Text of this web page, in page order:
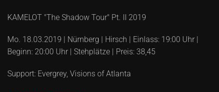
KAMELOT "The Shadow Tour" Pt. II 2019
Mo. 18.03.2019 | Nürnberg | Hirsch | Einlass: 19:00 Uhr |
Beginn: 20:00 Uhr | Stehplätze | Preis: 38,45
Support: Evergrey, Visions of Atlanta